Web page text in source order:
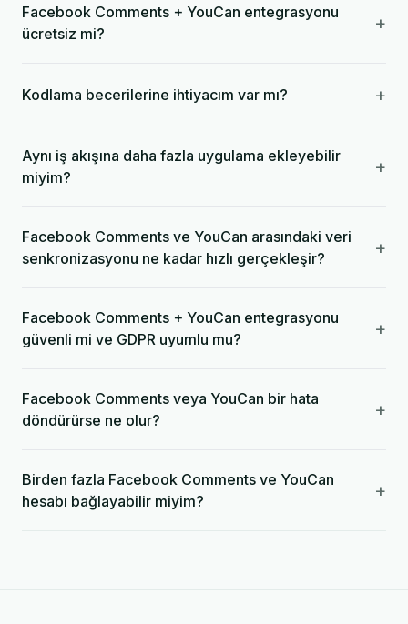
Facebook Comments + YouCan entegrasyonu
ücretsiz mi?
+
Kodlama becerilerine ihtiyacım var mı? +
Aynı iş akışına daha fazla uygulama ekleyebilir
miyim?
+
Facebook Comments ve YouCan arasındaki veri
senkronizasyonu ne kadar hızlı gerçekleşir?
+
Facebook Comments + YouCan entegrasyonu
güvenli mi ve GDPR uyumlu mu?
+
Facebook Comments veya YouCan bir hata
döndürürse ne olur?
+
Birden fazla Facebook Comments ve YouCan
hesabı bağlayabilir miyim?
+